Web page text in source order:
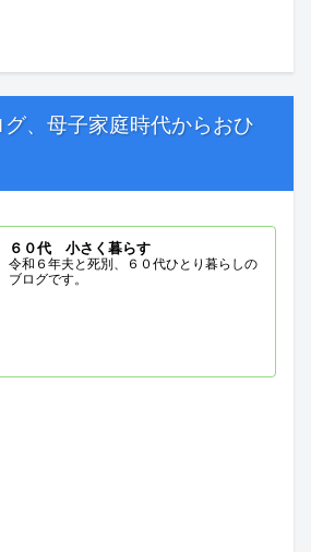
、母子家庭時代からおひ
６０代 小さく暮らす
令和６年夫と死別、６０代ひとり暮らしの
ブログです。